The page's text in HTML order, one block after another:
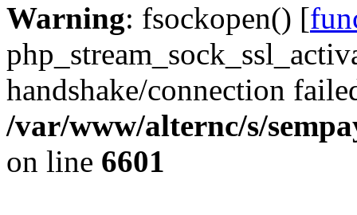
Warning: fsockopen() [
handshake/connection
/var/www/alternc/s/
on line 6601